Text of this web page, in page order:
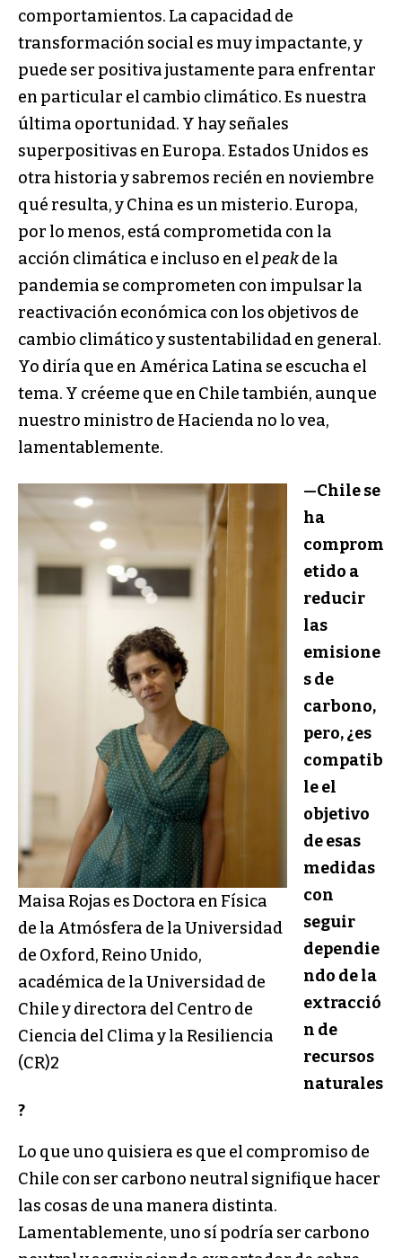
comportamientos. La capacidad de
transformación social es muy impactante, y
puede ser positiva justamente para enfrentar
en particular el cambio climático. Es nuestra
última oportunidad. Y hay señales
superpositivas en Europa. Estados Unidos es
otra historia y sabremos recién en noviembre
qué resulta, y China es un misterio. Europa,
por lo menos, está comprometida con la
acción climática e incluso en el peakde la
pandemia se comprometen con impulsar la
reactivación económica con los objetivos de
cambio climático y sustentabilidad en general.
Yo diría que en América Latina se escucha el
tema. Y créeme que en Chile también, aunque
nuestro ministro de Hacienda no lo vea,
lamentablemente.
Maisa Rojas es Doctora en Física
de la Atmósfera de la Universidad
de Oxford, Reino Unido,
académica de la Universidad de
Chile y directora del Centro de
Ciencia del Clima y la Resiliencia
(CR)2
—Chile se
ha
comprom
etido a
reducir
las
emisione
s de
carbono,
pero, ¿es
compatib
le el
objetivo
de esas
medidas
con
seguir
dependie
ndo de la
extracció
n de
recursos
naturales
?
Lo que uno quisiera es que el compromiso de
Chile con ser carbono neutral signifique hacer
las cosas de una manera distinta.
Lamentablemente, uno sí podría ser carbono